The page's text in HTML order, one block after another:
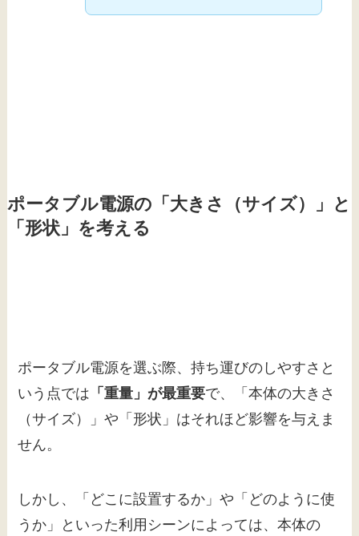
ポータブル電源の「大きさ（サイズ）」と
「形状」を考える
ポータブル電源を選ぶ際、持ち運びのしやすさと
いう点では 「重量」が最重要で、「本体の大きさ
（サイズ）」や「形状」はそれほど影響を与えま
せん。
しかし、「どこに設置するか」や「どのように使
うか」といった利用シーンによっては、本体の